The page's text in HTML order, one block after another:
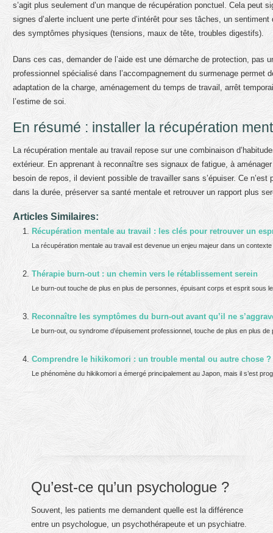
s’agit plus seulement d’un manque de récupération ponctuel. Cela peut
signes d’alerte incluent une perte d’intérêt pour ses tâches, un
des symptômes physiques (tensions, maux de tête, troubles digestifs).
Dans ces cas, demander de l’aide est une démarche de protection, pas
professionnel spécialisé dans l’accompagnement du surmenage permet
adaptation de la charge, aménagement du temps de travail, arrêt
l’estime de soi.
En résumé : installer la récupération
La récupération mentale au travail repose sur une combinaison
extérieur. En apprenant à reconnaître ses signaux de fatigue, à
besoin de repos, il devient possible de travailler sans s’épuiser. Ce
dans la durée, préserver sa santé mentale et retrouver un rapport plus
Articles Similaires:
Récupération mentale au travail : les clés pour retrouver un
La récupération mentale au travail est devenue un enjeu majeur dans un
Thérapie burn-out : un chemin vers le rétablissement serein
Le burn-out touche de plus en plus de personnes, épuisant corps et esprit sous
Reconnaître les symptômes du burn-out avant qu’il ne
Le burn-out, ou syndrome d’épuisement professionnel, touche de plus en plus
Comprendre le hikikomori : un trouble mental ou autre chose ?
Le phénomène du hikikomori a émergé principalement au Japon, mais il s’est
Qu’est-ce qu’un psychologue ?
Souvent, les patients me demandent quelle est la différence
entre un psychologue, un psychothérapeute et un psychiatre.